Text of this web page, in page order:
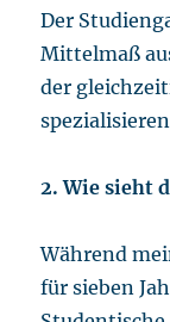
Der
Mittelmaß
der
2. Wie sieht
Während
für sieben